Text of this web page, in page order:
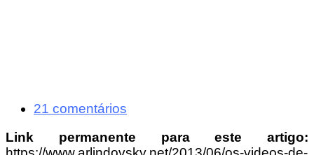
21 comentários
Link permanente para este artigo: